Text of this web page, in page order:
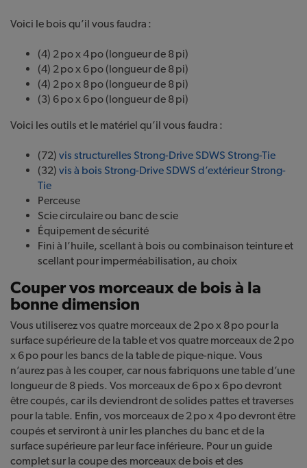
Voici le bois qu’il vous faudra :
(4) 2 po x 4 po (longueur de 8 pi)
(4) 2 po x 6 po (longueur de 8 pi)
(4) 2 po x 8 po (longueur de 8 pi)
(3) 6 po x 6 po (longueur de 8 pi)
Voici les outils et le matériel qu’il vous faudra :
(72) vis structurelles Strong-Drive SDWS Strong-Tie
(32) vis à bois Strong-Drive SDWS d’extérieurStrong-
Tie
Perceuse
Scie circulaire ou banc de scie
Équipement de sécurité
Fini à l’huile, scellant à bois ou combinaison teinture et
scellant pour imperméabilisation, au choix
Couper vos morceaux de bois à la
bonne dimension
Vous utiliserez vos quatre morceaux de 2 po x 8 po pour la
surface supérieure de la table et vos quatre morceaux de 2 po
x 6 po pour les bancs de la table de pique-nique. Vous
n’aurez pas à les couper, car nous fabriquons une table d’une
longueur de 8 pieds. Vos morceaux de 6 po x 6 po devront
être coupés, car ils deviendront de solides pattes et traverses
pour la table. Enfin, vos morceaux de 2 po x 4 po devront être
coupés et serviront à unir les planches du banc et de la
surface supérieure par leur face inférieure. Pour un guide
complet sur la coupe des morceaux de bois et des